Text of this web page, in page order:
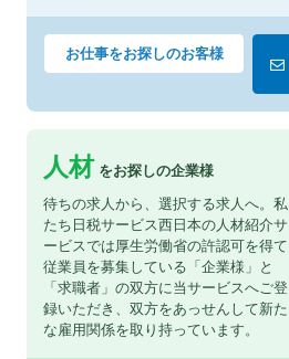
お仕事をお探しのお客様
人材 をお探しの企業様
待ちの求人から、選択する求人へ。私
たち日税サービス西日本の人材紹介サ
ービスでは厚生労働省の許認可を得て
従業員を募集している「企業様」と
「求職者」の双方に当サービスへご登
録いただき、双方をあっせんして新た
な雇用関係を取り持っています。